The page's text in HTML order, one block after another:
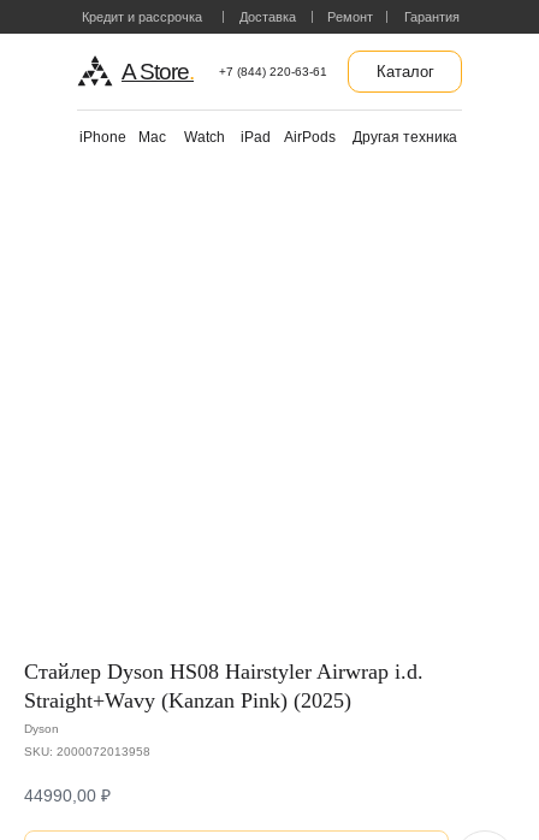
A Store. +7 (844) 220-63-61 Каталог
Гарантия
Ремонт
Доставка
Кредит и рассрочка
Другая техника
iPhone Watch iPad
Mac AirPods
Стайлер Dyson HS08 Hairstyler Airwrap i.d.
Straight+Wavy (Kanzan Pink) (2025)
Dyson
SKU: 2000072013958
44990,00 ₽